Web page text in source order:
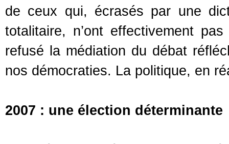
de ceux qui, écrasés par une
totalitaire, n’ont effectivement
refusé la médiation du débat
nos démocraties. La politique, en
2007 : une élection déterminante